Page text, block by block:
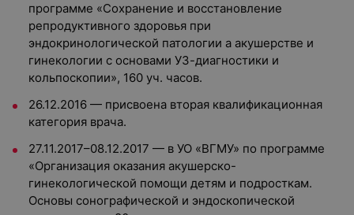
программе «Сохранение и восстановление
репродуктивного здоровья при
эндокринологической патологии а акушерстве и
гинекологии с основами УЗ-диагностики и
кольпоскопии», 160 уч. часов.
26.12.2016 — присвоена вторая квалификационная
категория врача.
27.11.2017–08.12.2017 — в УО «ВГМУ» по программе
«Организация оказания акушерско-
гинекологической помощи детям и подросткам.
Основы сонографической и эндоскопической